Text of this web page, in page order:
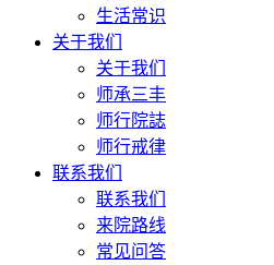
生活常识
关于我们
关于我们
师承三丰
师行院誌
师行戒律
联系我们
联系我们
来院路线
常见问答